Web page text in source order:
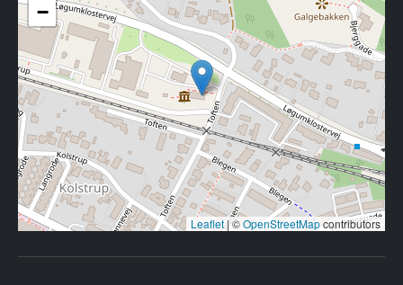
−
Leaflet|©OpenStreetMapcontributors